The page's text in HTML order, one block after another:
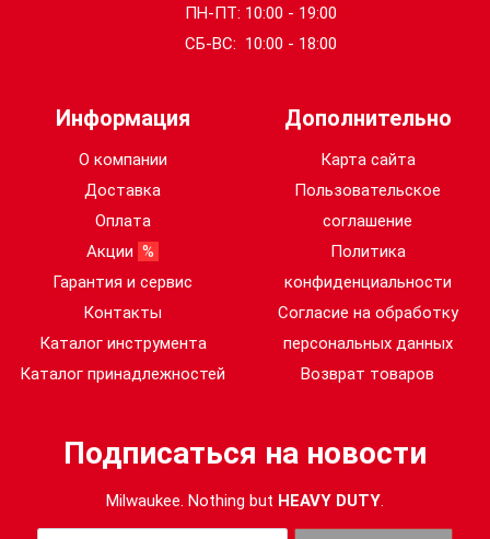
ПН-ПТ: 10:00 - 19:00
СБ-ВС: 10:00 - 18:00
Информация
О компании
Доставка
Оплата
Акции %
Гарантия и сервис
Контакты
Каталог инструмента
Каталог принадлежностей
Дополнительно
Карта сайта
Пользовательское
соглашение
Политика
конфиденциальности
Согласие на обработку
персональных данных
Возврат товаров
Подписаться на новости
Milwaukee. Nothing but HEAVY DUTY.